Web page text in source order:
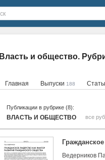
Власть и общество.
Главная Выпуски 188
Публикации в рубрике (8):
ВЛАСТЬ И ОБЩЕСТВО все
Ведерников